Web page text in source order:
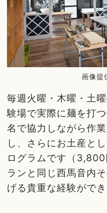
画像提
毎週火曜・木曜・土
験場で実際に麺を打
名で協力しながら作
し、さらにお土産と
ログラムです（
ランと同じ西馬音内
げる貴重な経験ができ